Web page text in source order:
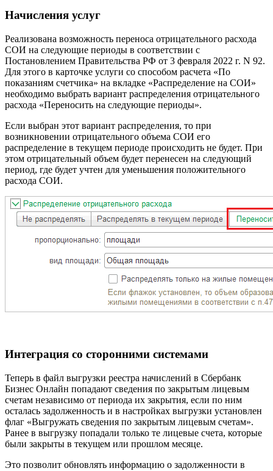
Начисления услуг
Реализована возможность переноса отрицательного расхода
СОИ на следующие периоды в соответствии с
Постановлением Правительства РФ от 3 февраля 2022 г. N 92.
Для этого в карточке услуги со способом расчета «По
показаниям счетчика» на вкладке «Распределение на СОИ»
необходимо выбрать вариант распределения отрицательного
расхода «Переносить на следующие периоды».
Если выбран этот вариант распределения, то при
возникновении отрицательного объема СОИ его
распределение в текущем периоде происходить не будет. При
этом отрицательный объем будет перенесен на следующий
период, где будет учтен для уменьшения положительного
расхода СОИ.
Интеграция со сторонними системами
Теперь в файл выгрузки реестра начислений в Сбербанк
Бизнес Онлайн попадают сведения по закрытым лицевым
счетам независимо от периода их закрытия, если по ним
осталась задолженность и в настройках выгрузки установлен
флаг «Выгружать сведения по закрытым лицевым счетам».
Ранее в выгрузку попадали только те лицевые счета, которые
были закрыты в текущем или прошлом месяце.
Это позволит обновлять информацию о задолженности в